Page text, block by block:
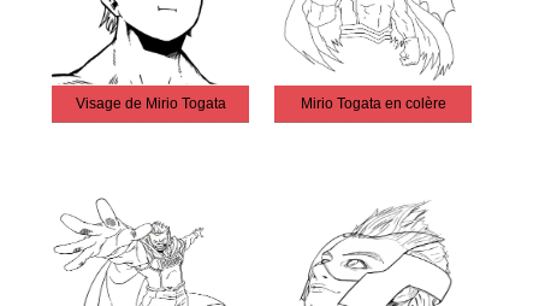
Visage de Mirio Togata Mirio Togata en colère